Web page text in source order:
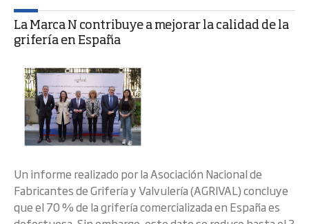
La Marca N contribuye a mejorar la calidad de la
grifería en España
Un informe realizado por la Asociación Nacional de
Fabricantes de Grifería y Valvulería (AGRIVAL) concluye
que el 70 % de la grifería comercializada en España es